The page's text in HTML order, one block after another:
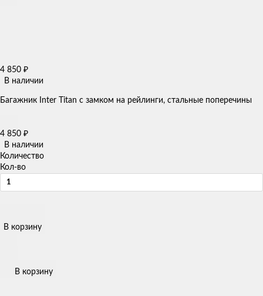
4 850 ₽
В наличии
Багажник Inter Titan с замком на рейлинги, стальные поперечины
4 850 ₽
В наличии
Количество
Кол-во
В корзину
В корзину